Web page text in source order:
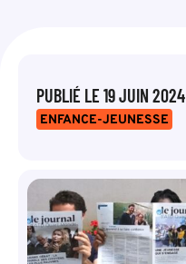
PUBLIÉ LE 19 JUIN 2024
ENFANCE-JEUNESSE